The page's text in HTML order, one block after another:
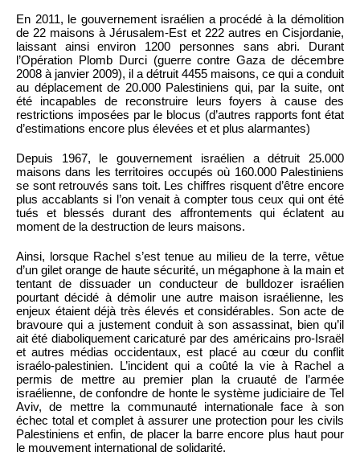
En 2011, le gouvernement israélien a procédé à la démolition
de 22 maisons à Jérusalem-Est et 222 autres en Cisjordanie,
laissant ainsi environ 1200 personnes sans abri. Durant
l’Opération Plomb Durci (guerre contre Gaza de décembre
2008 à janvier 2009), il a détruit 4455 maisons, ce qui a conduit
au déplacement de 20.000 Palestiniens qui, par la suite, ont
été incapables de reconstruire leurs foyers à cause des
restrictions imposées par le blocus (d’autres rapports font état
d’estimations encore plus élevées et et plus alarmantes)
Depuis 1967, le gouvernement israélien a détruit 25.000
maisons dans les territoires occupés où 160.000 Palestiniens
se sont retrouvés sans toit. Les chiffres risquent d’être encore
plus accablants si l’on venait à compter tous ceux qui ont été
tués et blessés durant des affrontements qui éclatent au
moment de la destruction de leurs maisons.
Ainsi, lorsque Rachel s’est tenue au milieu de la terre, vêtue
d’un gilet orange de haute sécurité, un mégaphone à la main et
tentant de dissuader un conducteur de bulldozer israélien
pourtant décidé à démolir une autre maison israélienne, les
enjeux étaient déjà très élevés et considérables. Son acte de
bravoure qui a justement conduit à son assassinat, bien qu’il
ait été diaboliquement caricaturé par des américains pro-Israël
et autres médias occidentaux, est placé au cœur du conflit
israélo-palestinien. L’incident qui a coûté la vie à Rachel a
permis de mettre au premier plan la cruauté de l’armée
israélienne, de confondre de honte le système judiciaire de Tel
Aviv, de mettre la communauté internationale face à son
échec total et complet à assurer une protection pour les civils
Palestiniens et enfin, de placer la barre encore plus haut pour
le mouvement international de solidarité.